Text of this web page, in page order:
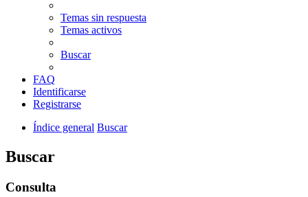
Temas sin respuesta
Temas activos
Buscar
FAQ
Identificarse
Registrarse
Índice general Buscar
Buscar
Consulta